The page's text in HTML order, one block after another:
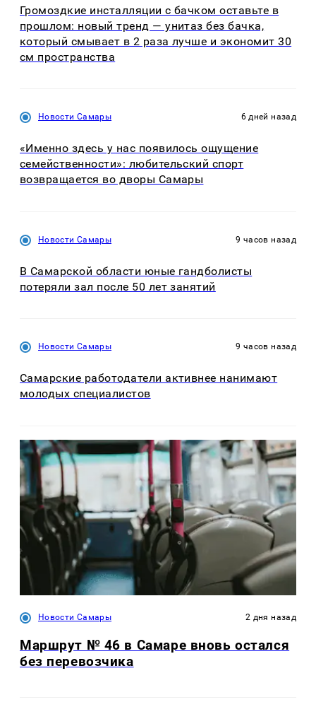
Громоздкие инсталляции с бачком оставьте в
прошлом: новый тренд — унитаз без бачка,
который смывает в 2 раза лучше и экономит 30
см пространства
Новости Самары 6 дней назад
«Именно здесь у нас появилось ощущение
семейственности»: любительский спорт
возвращается во дворы Самары
Новости Самары 9 часов назад
В Самарской области юные гандболисты
потеряли зал после 50 лет занятий
Новости Самары 9 часов назад
Самарские работодатели активнее нанимают
молодых специалистов
Новости Самары 2 дня назад
Маршрут № 46 в Самаре вновь остался
без перевозчика